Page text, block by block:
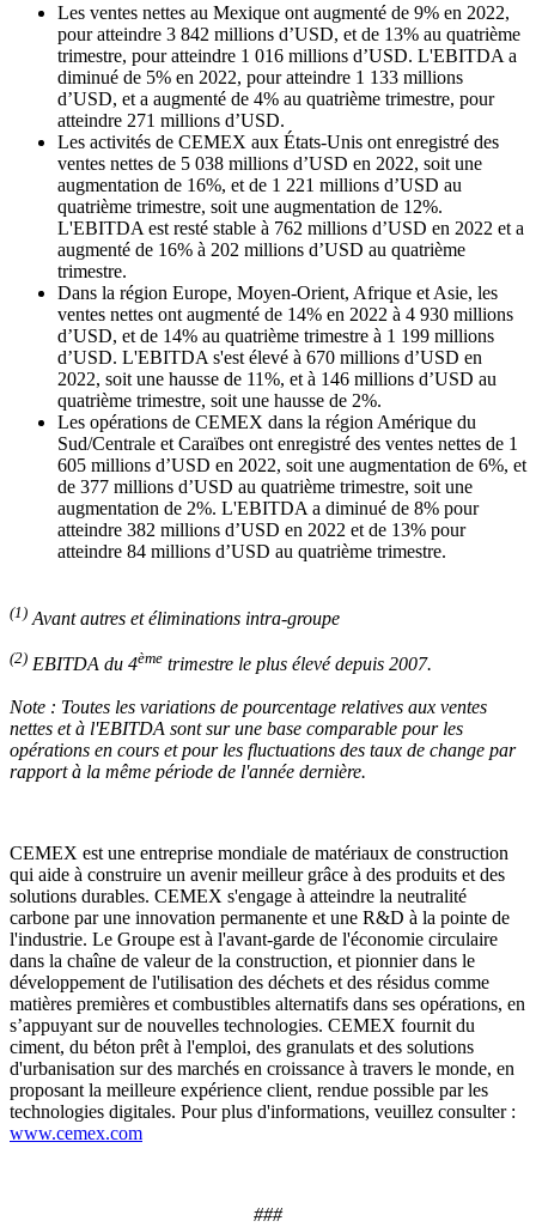
Les ventes nettes au Mexique ont augmenté de 9% en 2022,
pour atteindre 3 842 millions d’USD, et de 13% au quatrième
trimestre, pour atteindre 1 016 millions d’USD. L'EBITDA a
diminué de 5% en 2022, pour atteindre 1 133 millions
d’USD, et a augmenté de 4% au quatrième trimestre, pour
atteindre 271 millions d’USD.
Les activités de CEMEX aux États-Unis ont enregistré des
ventes nettes de 5 038 millions d’USD en 2022, soit une
augmentation de 16%, et de 1 221 millions d’USD au
quatrième trimestre, soit une augmentation de 12%.
L'EBITDA est resté stable à 762 millions d’USD en 2022 et a
augmenté de 16% à 202 millions d’USD au quatrième
trimestre.
Dans la région Europe, Moyen-Orient, Afrique et Asie, les
ventes nettes ont augmenté de 14% en 2022 à 4 930 millions
d’USD, et de 14% au quatrième trimestre à 1 199 millions
d’USD. L'EBITDA s'est élevé à 670 millions d’USD en
2022, soit une hausse de 11%, et à 146 millions d’USD au
quatrième trimestre, soit une hausse de 2%.
Les opérations de CEMEX dans la région Amérique du
Sud/Centrale et Caraïbes ont enregistré des ventes nettes de 1
605 millions d’USD en 2022, soit une augmentation de 6%, et
de 377 millions d’USD au quatrième trimestre, soit une
augmentation de 2%. L'EBITDA a diminué de 8% pour
atteindre 382 millions d’USD en 2022 et de 13% pour
atteindre 84 millions d’USD au quatrième trimestre.
(1) Avant autres et éliminations intra-groupe
(2) EBITDA du 4ème trimestre le plus élevé depuis 2007.
Note : Toutes les variations de pourcentage relatives aux ventes
nettes et à l'EBITDA sont sur une base comparable pour les
opérations en cours et pour les fluctuations des taux de change par
rapport à la même période de l'année dernière.
CEMEX est une entreprise mondiale de matériaux de construction
qui aide à construire un avenir meilleur grâce à des produits et des
solutions durables. CEMEX s'engage à atteindre la neutralité
carbone par une innovation permanente et une R&D à la pointe de
l'industrie. Le Groupe est à l'avant-garde de l'économie circulaire
dans la chaîne de valeur de la construction, et pionnier dans le
développement de l'utilisation des déchets et des résidus comme
matières premières et combustibles alternatifs dans ses opérations, en
s’appuyant sur de nouvelles technologies. CEMEX fournit du
ciment, du béton prêt à l'emploi, des granulats et des solutions
d'urbanisation sur des marchés en croissance à travers le monde, en
proposant la meilleure expérience client, rendue possible par les
technologies digitales. Pour plus d'informations, veuillez consulter :
www.cemex.com
###